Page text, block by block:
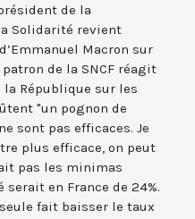
de la
Solidarité revient
Macron sur
de la SNCF réagit
République sur les
"un pognon de
sont pas efficaces. Je
plus efficace, on peut
pas les minimas
en France de 24%.
fait baisser le taux